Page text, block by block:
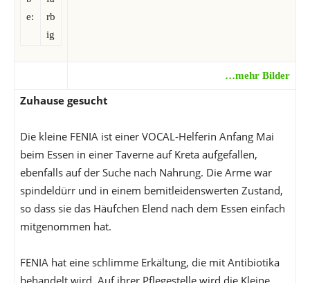
e:
rb
ig
…mehr Bilder
Zuhause gesucht
Die kleine FENIA ist einer VOCAL-Helferin Anfang Mai
beim Essen in einer Taverne auf Kreta aufgefallen,
ebenfalls auf der Suche nach Nahrung. Die Arme war
spindeldürr und in einem bemitleidenswerten Zustand,
so dass sie das Häufchen Elend nach dem Essen einfach
mitgenommen hat.
FENIA hat eine schlimme Erkältung, die mit Antibiotika
behandelt wird. Auf ihrer Pflegestelle wird die Kleine